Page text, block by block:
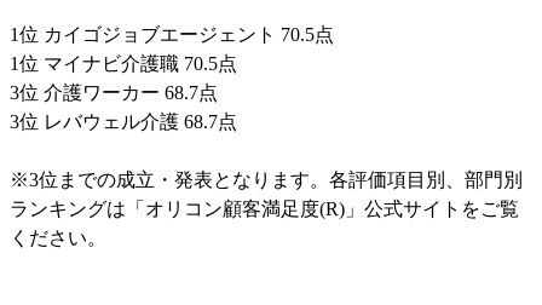
1位 カイゴジョブエージェント 70.5点
1位 マイナビ介護職 70.5点
3位 介護ワーカー 68.7点
3位 レバウェル介護 68.7点
※3位までの成立・発表となります。各評価項目別、部門別
ランキングは「オリコン顧客満足度(R)」公式サイトをご覧
ください。